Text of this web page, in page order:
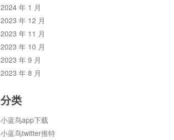
2024 年 1 月
2023 年 12 月
2023 年 11 月
2023 年 10 月
2023 年 9 月
2023 年 8 月
分类
小蓝鸟app下载
小蓝鸟twitter推特